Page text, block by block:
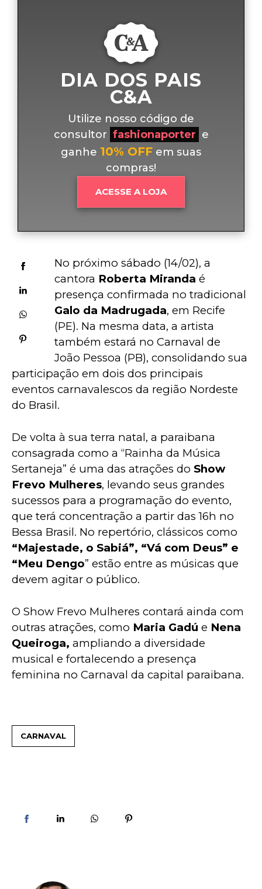
DIA DOS PAIS
C&A
Utilize nosso código de
consultor fashionaporter e
ganhe 10% OFF em suas
compras!
ACESSE A LOJA
No próximo sábado (14/02), a
cantora Roberta Miranda é
presença confirmada no tradicional
Galo da Madrugada, em Recife
(PE). Na mesma data, a artista
também estará no Carnaval de
João Pessoa (PB), consolidando sua
participação em dois dos principais
eventos carnavalescos da região Nordeste
do Brasil.
De volta à sua terra natal, a paraibana
consagrada como a “Rainha da Música
Sertaneja” é uma das atrações do Show
Frevo Mulheres, levando seus grandes
sucessos para a programação do evento,
que terá concentração a partir das 16h no
Bessa Brasil. No repertório, clássicos como
“Majestade, o Sabiá”, “Vá com Deus” e
“Meu Dengo” estão entre as músicas que
devem agitar o público.
O Show Frevo Mulheres contará ainda com
outras atrações, como Maria Gadú e Nena
Queiroga, ampliando a diversidade
musical e fortalecendo a presença
feminina no Carnaval da capital paraibana.
CARNAVAL